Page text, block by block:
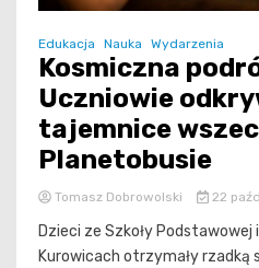
Edukacja Nauka Wydarzenia
Kosmiczna
Uczniowie
tajemnice
Planetobusie
Tomasz Dobrowolski 22
Dzieci ze Szkoły Podstawowej
Kurowicach otrzymały rzadką